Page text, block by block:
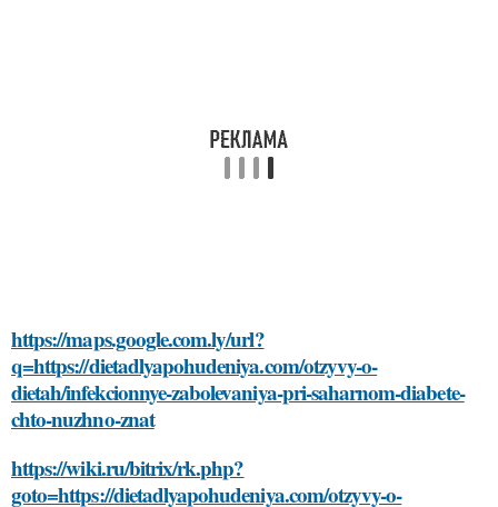
https://maps.google.com.ly/url?
q=https://dietadlyapohudeniya.com/otzyvy-o-
dietah/infekcionnye-zabolevaniya-pri-saharnom-diabete-
chto-nuzhno-znat
https://wiki.ru/bitrix/rk.php?
goto=https://dietadlyapohudeniya.com/otzyvy-o-